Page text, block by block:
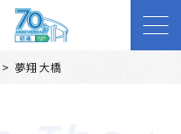
> 夢翔大橋